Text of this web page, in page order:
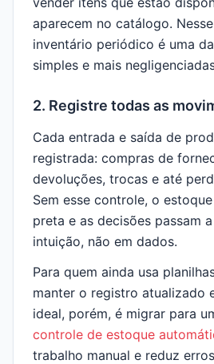
aparecem no catálogo.
inventário periódico é uma
simples e mais
2. Registre todas as
Cada entrada e saída de
registrada: compras de
devoluções, trocas e até
Sem esse controle, o
preta e as decisões passam
intuição, não em dados.
Para quem ainda usa
manter o registro atualizado
ideal, porém, é migrar para
controle de estoque
trabalho manual e reduz